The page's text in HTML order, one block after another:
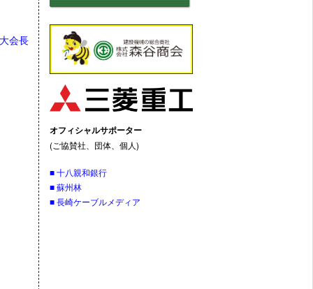
会長
オフィシャルサポーター
(ご協賛社、団体、個人)
■ 十八親和銀行
■ 蘇州林
■ 長崎ケーブルメディア